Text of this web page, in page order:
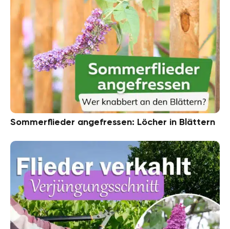
Sommerflieder angefressen: Löcher in Blättern